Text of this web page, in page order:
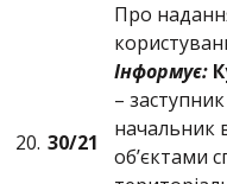
20. 30/21
Про
Інформує:
–
начальник
об’єктами